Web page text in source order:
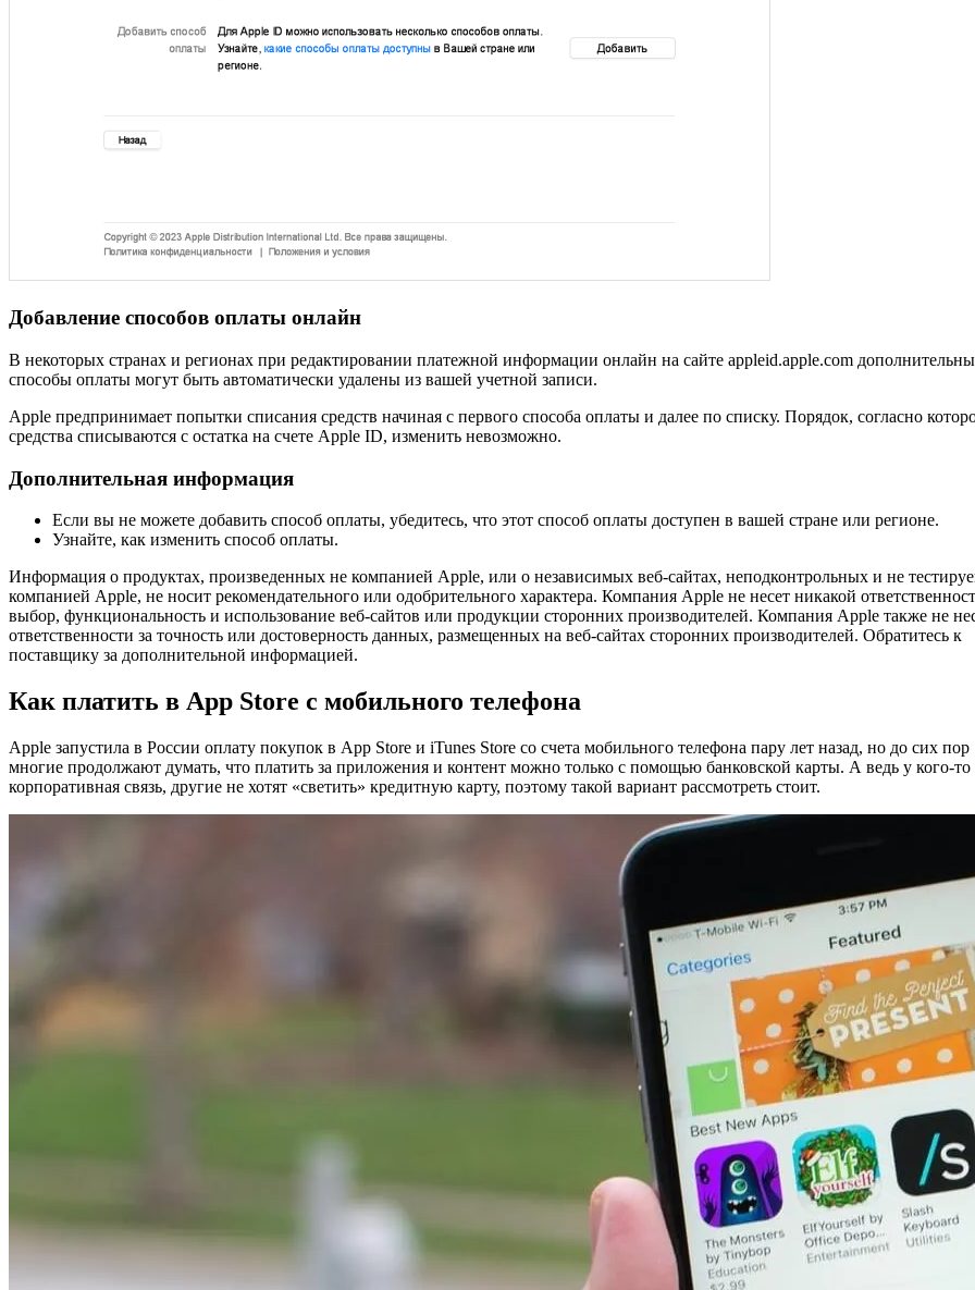
Добавление способов оплаты онлайн
В некоторых странах и регионах при редактировании платежной информации онлайн на сайте appleid.apple.com
способы оплаты могут быть автоматически удалены из вашей учетной записи.
Apple предпринимает попытки списания средств начиная с первого способа оплаты и далее по списку. Порядок, согласно
средства списываются с остатка на счете Apple ID, изменить невозможно.
Дополнительная информация
Если вы не можете добавить способ оплаты, убедитесь, что этот способ оплаты доступен в вашей стране или регионе.
Узнайте, как изменить способ оплаты.
Информация о продуктах, произведенных не компанией Apple, или о независимых веб-сайтах, неподконтрольных и не
компанией Apple, не носит рекомендательного или одобрительного характера. Компания Apple не несет никакой
выбор, функциональность и использование веб-сайтов или продукции сторонних производителей. Компания Apple также не
ответственности за точность или достоверность данных, размещенных на веб-сайтах сторонних производителей. Обратитесь к
поставщику за дополнительной информацией.
Как платить в App Store с мобильного телефона
Apple запустила в России оплату покупок в App Store и iTunes Store со счета мобильного телефона пару лет назад, но до сих пор
многие продолжают думать, что платить за приложения и контент можно только с помощью банковской карты. А ведь у кого-то
корпоративная связь, другие не хотят «светить» кредитную карту, поэтому такой вариант рассмотреть стоит.